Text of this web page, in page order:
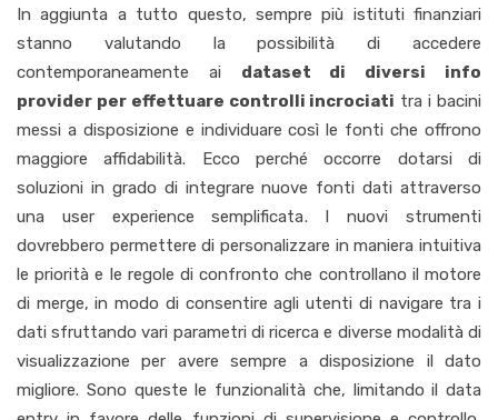
In aggiunta a tutto questo, sempre più istituti finanziari
stanno valutando la possibilità di accedere
contemporaneamente ai dataset di diversi info
provider per effettuare controlli incrociati tra i bacini
messi a disposizione e individuare così le fonti che offrono
maggiore affidabilità. Ecco perché occorre dotarsi di
soluzioni in grado di integrare nuove fonti dati attraverso
una user experience semplificata. I nuovi strumenti
dovrebbero permettere di personalizzare in maniera intuitiva
le priorità e le regole di confronto che controllano il motore
di merge, in modo di consentire agli utenti di navigare tra i
dati sfruttando vari parametri di ricerca e diverse modalità di
visualizzazione per avere sempre a disposizione il dato
migliore. Sono queste le funzionalità che, limitando il data